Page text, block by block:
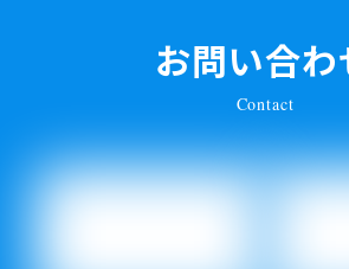
お問い合わ
Contact